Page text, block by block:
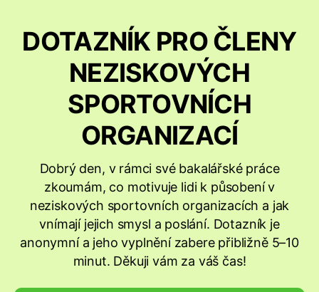
DOTAZNÍK PRO ČLENY
NEZISKOVÝCH
SPORTOVNÍCH
ORGANIZACÍ
Dobrý den, v rámci své bakalářské práce
zkoumám, co motivuje lidi k působení v
neziskových sportovních organizacích a jak
vnímají jejich smysl a poslání. Dotazník je
anonymní a jeho vyplnění zabere přibližně 5–10
minut. Děkuji vám za váš čas!